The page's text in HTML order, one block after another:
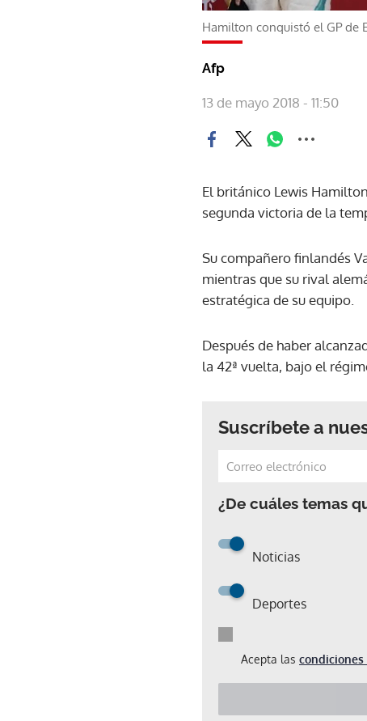
Hamilton conquistó el GP de
Afp
13 de mayo 2018 - 11:50
El británico Lewis
segunda victoria de la
Su compañero finlandés
mientras que su rival
estratégica de su equipo.
Después de haber
la 42ª vuelta, bajo el
Suscríbete a
¿De cuáles temas
Noticias
Deportes
Acepta las